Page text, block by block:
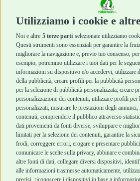
Utilizziamo i cookie e
Noi e altre 5 terze parti selezionate utilizziamo
Questi strumenti sono essenziali per garantire la
migliorare la navigazione e, previo tuo consenso,
esempio, potremmo utilizzare i tuoi dati per le
informazioni su dispositivo e/o accedervi, utilizzare
della pubblicità, creare profili per la pubblicità
per la selezione di pubblicità personalizzata, creare
personalizzazione dei contenuti, utilizzare profili per
personalizzati, misurare le prestazioni degli
contenuti, comprendere il pubblico attraverso
dati provenienti da fonti diverse, sviluppare e
limitati per la selezione dei contenuti, garantire la
frodi, correggere errori, erogare e presentare
comunicare le scelte sulla privacy, abbinare e
altre fonti di dati, collegare diversi dispositivi,
alle informazioni trasmesse automaticamente,
precisi, riconoscere i dispositivi in base a
Igiene e Pulizia
Accessori
Cani Mini
Top Quality
Top
Robinson Pet Shop
Chi siamo
Punti vendita
Marchi
Blog
Assistenza Robinson
Pet Shop
Offerte
Promozioni
di